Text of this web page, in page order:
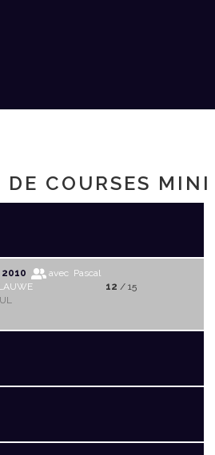
COURSES MINI
avec Pascal
12 / 15